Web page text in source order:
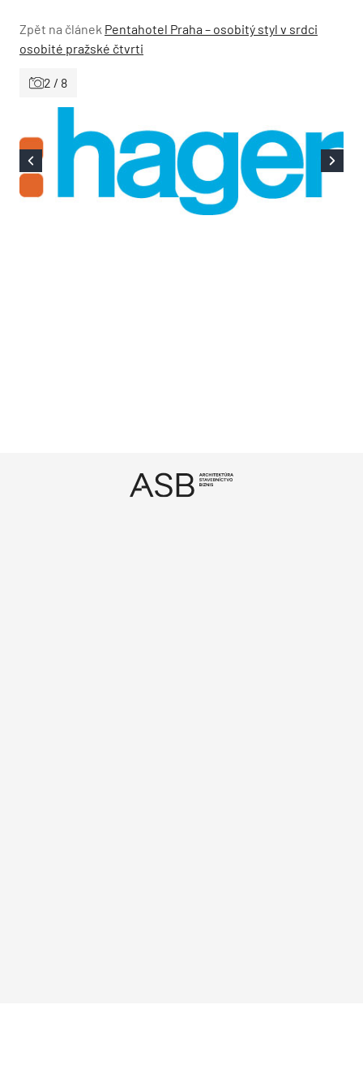
Zpět na článek Pentahotel Praha – osobitý styl v srdci
osobité pražské čtvrti
2 / 8